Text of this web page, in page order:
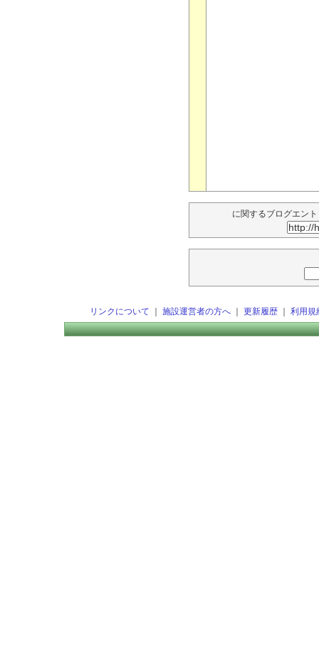
に関するブログエン
リンクについて 施設運営者の方へ｜ 更新履歴｜ 利用規